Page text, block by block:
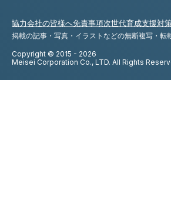
協力会社の皆様へ免責事項次世代育成支援対
掲載の記事・写真・イラストなどの無断複写・転
Copyright © 2015 - 2026
Meisei Corporation Co., LTD. All Rights